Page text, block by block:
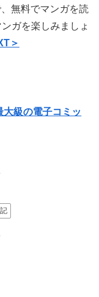
無料でマンガを読
ガを楽しみましょ
＞
級の電子コミッ